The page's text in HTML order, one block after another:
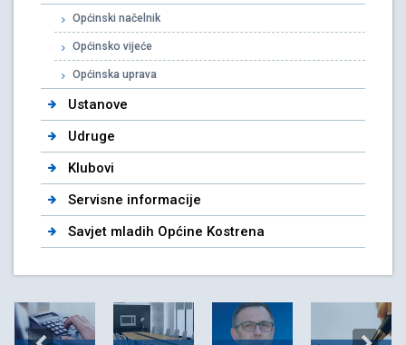
Općinski načelnik
Općinsko vijeće
Općinska uprava
Ustanove
Udruge
Klubovi
Servisne informacije
Savjet mladih Općine Kostrena